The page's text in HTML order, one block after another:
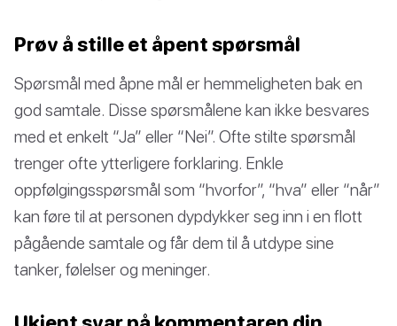
Prøv å stille et åpent spørsmål
Spørsmål med åpne mål er hemmeligheten bak en
god samtale. Disse spørsmålene kan ikke besvares
med et enkelt “Ja” eller “Nei”. Ofte stilte spørsmål
trenger ofte ytterligere forklaring. Enkle
oppfølgingsspørsmål som “hvorfor”, “hva” eller “når”
kan føre til at personen dypdykker seg inn i en flott
pågående samtale og får dem til å utdype sine
tanker, følelser og meninger.